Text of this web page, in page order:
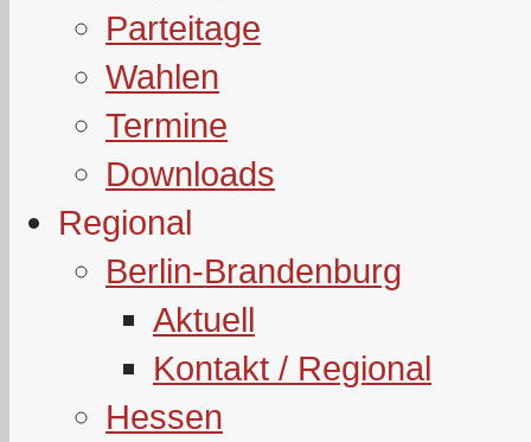
Parteitage
Wahlen
Termine
Downloads
Regional
Berlin-Brandenburg
Aktuell
Kontakt / Regional
Hessen